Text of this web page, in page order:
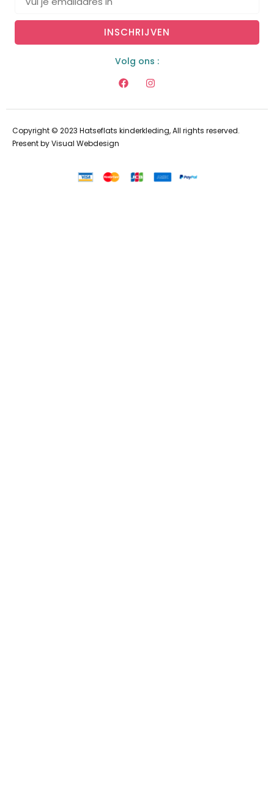
INSCHRIJVEN
Volg ons :
Copyright © 2023 Hatseflats kinderkleding, All rights reserved.
Present byVisual Webdesign